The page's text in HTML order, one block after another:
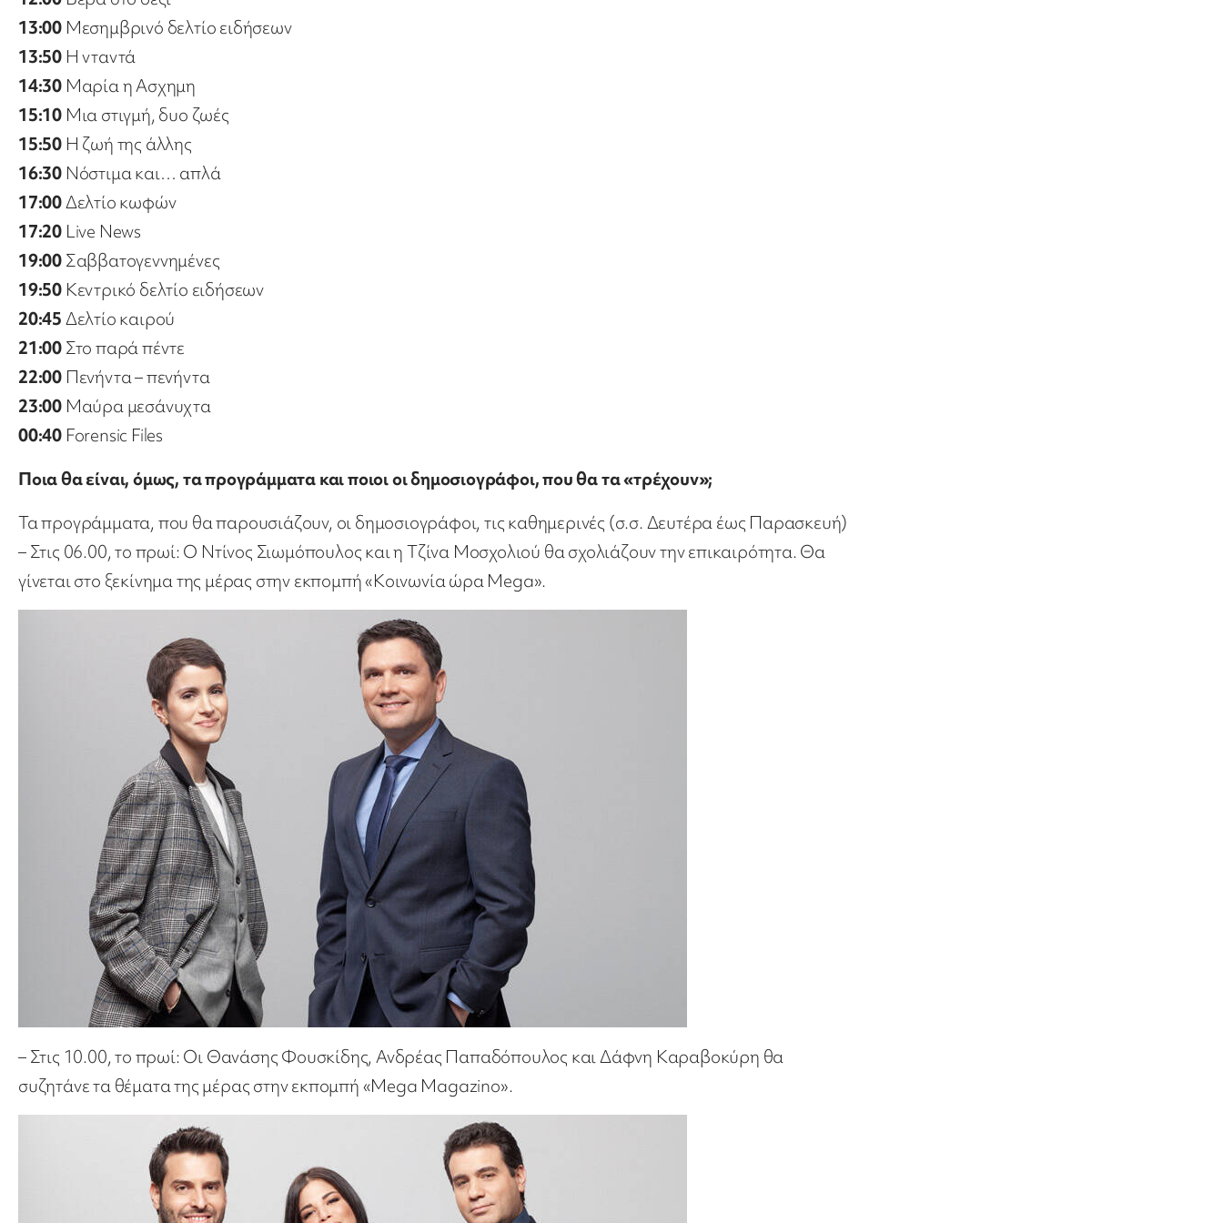
13:00 Μεσημβρινό δελτίο ειδήσεων
13:50 Η νταντά
14:30 Μαρία η Ασχημη
15:10 Μια στιγμή, δυο ζωές
15:50 Η ζωή της άλλης
16:30 Νόστιμα και… απλά
17:00Δελτίο κωφών
17:20 Live News
19:00Σαββατογεννημένες
19:50 Κεντρικό δελτίο ειδήσεων
20:45Δελτίο καιρού
21:00Στο παρά πέντε
22:00 Πενήντα – πενήντα
23:00 Μαύρα μεσάνυχτα
00:40 Forensic Files
Ποια θα είναι, όμως, τα προγράμματα και ποιοι οι δημοσιογράφοι, που θα τα «τρέχουν»;
Τα προγράμματα, που θα παρουσιάζουν, οι δημοσιογράφοι, τις καθημερινές (σ.σ. Δευτέρα έως Παρασκευή)
– Στις 06.00, το πρωί: Ο Ντίνος Σιωμόπουλος και η Τζίνα Μοσχολιού θα σχολιάζουν την επικαιρότητα. Θα
γίνεται στο ξεκίνημα της μέρας στην εκπομπή «Κοινωνία ώρα Mega».
– Στις 10.00, το πρωί: Οι Θανάσης Φουσκίδης, Ανδρέας Παπαδόπουλος και Δάφνη Καραβοκύρη θα
συζητάνε τα θέματα της μέρας στην εκπομπή «Mega Magazino».